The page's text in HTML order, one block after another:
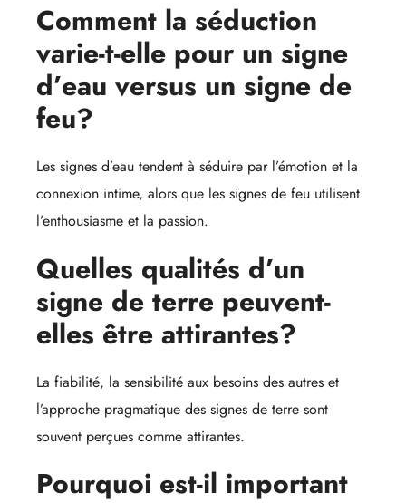
Comment la séduction
varie-t-elle pour un signe
d’eau versus un signe de
feu?
Les signes d’eau tendent à séduire par l’émotion et la
connexion intime, alors que les signes de feu utilisent
l’enthousiasme et la passion.
Quelles qualités d’un
signe de terre peuvent-
elles être attirantes?
La fiabilité, la sensibilité aux besoins des autres et
l’approche pragmatique des signes de terre sont
souvent perçues comme attirantes.
Pourquoi est-il important